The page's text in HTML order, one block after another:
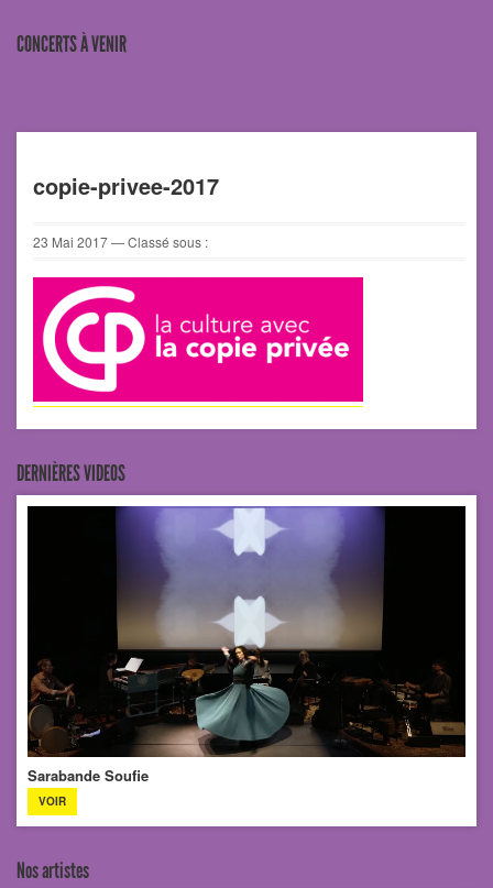
CONCERTS À VENIR
copie-privee-2017
23 Mai 2017— Classé sous :
DERNIÈRES VIDEOS
Sarabande Soufie
VOIR
Nos artistes